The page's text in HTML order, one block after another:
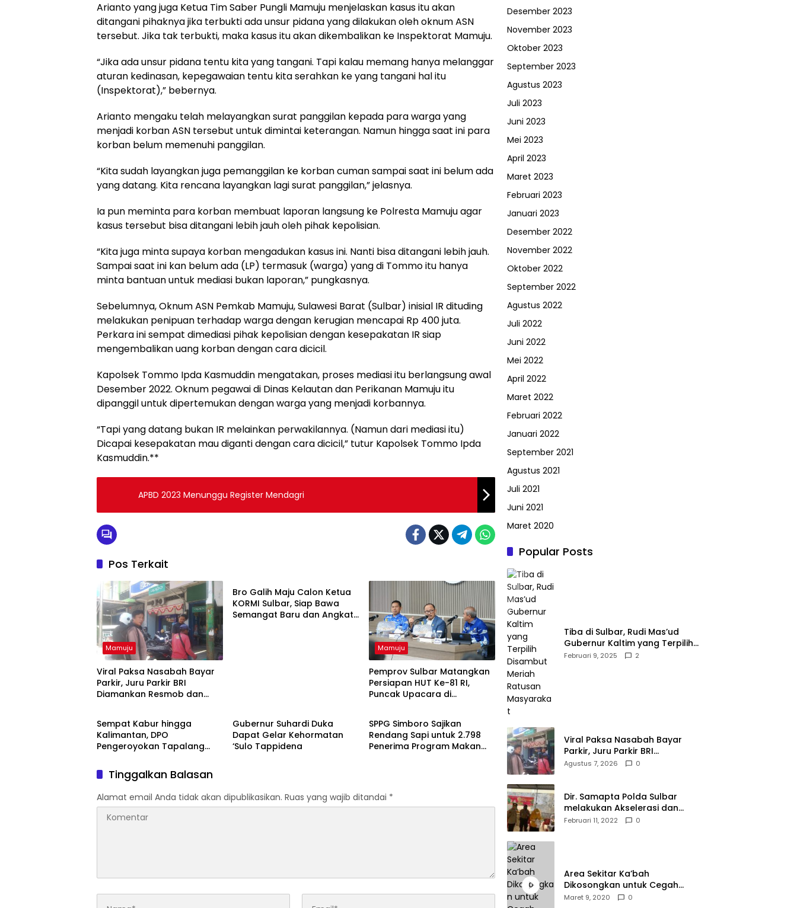
Arianto yang juga Ketua Tim Saber Pungli Mamuju menjelaskan kasus itu akan
ditangani pihaknya jika terbukti ada unsur pidana yang dilakukan oleh oknum ASN
tersebut. Jika tak terbukti, maka kasus itu akan dikembalikan ke Inspektorat Mamuju.
“Jika ada unsur pidana tentu kita yang tangani. Tapi kalau memang hanya melanggar
aturan kedinasan, kepegawaian tentu kita serahkan ke yang tangani hal itu
(Inspektorat),” bebernya.
Arianto mengaku telah melayangkan surat panggilan kepada para warga yang
menjadi korban ASN tersebut untuk dimintai keterangan. Namun hingga saat ini para
korban belum memenuhi panggilan.
“Kita sudah layangkan juga pemanggilan ke korban cuman sampai saat ini belum ada
yang datang. Kita rencana layangkan lagi surat panggilan,” jelasnya.
Ia pun meminta para korban membuat laporan langsung ke Polresta Mamuju agar
kasus tersebut bisa ditangani lebih jauh oleh pihak kepolisian.
“Kita juga minta supaya korban mengadukan kasus ini. Nanti bisa ditangani lebih jauh.
Sampai saat ini kan belum ada (LP) termasuk (warga) yang di Tommo itu hanya
minta bantuan untuk mediasi bukan laporan,” pungkasnya.
Sebelumnya, Oknum ASN Pemkab Mamuju, Sulawesi Barat (Sulbar) inisial IR dituding
melakukan penipuan terhadap warga dengan kerugian mencapai Rp 400 juta.
Perkara ini sempat dimediasi pihak kepolisian dengan kesepakatan IR siap
mengembalikan uang korban dengan cara dicicil.
Kapolsek Tommo Ipda Kasmuddin mengatakan, proses mediasi itu berlangsung awal
Desember 2022. Oknum pegawai di Dinas Kelautan dan Perikanan Mamuju itu
dipanggil untuk dipertemukan dengan warga yang menjadi korbannya.
“Tapi yang datang bukan IR melainkan perwakilannya. (Namun dari mediasi itu)
Dicapai kesepakatan mau diganti dengan cara dicicil,” tutur Kapolsek Tommo Ipda
Kasmuddin.**
APBD 2023 Menunggu Register Mendagri
Pos Terkait
Mamuju
Viral Paksa Nasabah Bayar
Parkir, Juru Parkir BRI
Diamankan Resmob dan
Bro Galih Maju Calon Ketua
KORMI Sulbar, Siap Bawa
Semangat Baru dan Angkat
Mamuju
Pemprov Sulbar Matangkan
Persiapan HUT Ke-81 RI,
Puncak Upacara di
Mamuju
Sempat Kabur hingga
Kalimantan, DPO
Pengeroyokan Tapalang
Serahkan Diri
Gubernur Suhardi Duka
Dapat Gelar Kehormatan
‘Sulo Tappidena
Mamuju
SPPG Simboro Sajikan
Rendang Sapi untuk 2.798
Penerima Program Makan
Tinggalkan Balasan
Alamat email Anda tidak akan dipublikasikan. Ruas yang wajib ditandai *
Desember 2023
November 2023
Oktober 2023
September 2023
Agustus 2023
Juli 2023
Juni 2023
Mei 2023
April 2023
Maret 2023
Februari 2023
Januari 2023
Desember 2022
November 2022
Oktober 2022
September 2022
Agustus 2022
Juli 2022
Juni 2022
Mei 2022
April 2022
Maret 2022
Februari 2022
Januari 2022
September 2021
Agustus 2021
Juli 2021
Juni 2021
Maret 2020
Popular Posts
Tiba di Sulbar, Rudi Mas’ud
Gubernur Kaltim yang Terpilih
Disambut Meriah Ratusan
Februari 9, 2025 2
Viral Paksa Nasabah Bayar
Parkir, Juru Parkir BRI
Diamankan Resmob dan URC
Agustus 7, 2026 0
Dir. Samapta Polda Sulbar
melakukan Akselerasi dan
Pendampingan Vaksinasi di
Februari 11, 2022 0
Area Sekitar Ka’bah
Dikosongkan untuk Cegah
Corona
Maret 9, 2020 0